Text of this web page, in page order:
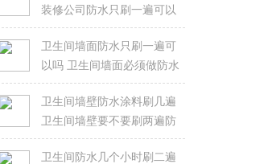
装修公司防水只刷一遍可以
吗
卫生间墙面防水只刷一遍可
以吗 卫生间墙面必须做防水
吗？
卫生间墙壁防水涂料刷几遍
卫生间墙壁要不要刷两遍防
水
卫生间防水几个小时刷二遍